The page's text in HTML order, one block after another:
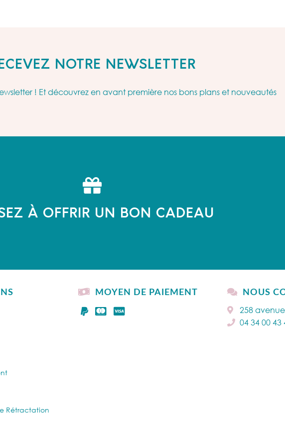
NOTRE NEWSLETTER
! Et découvrez en avant première nos bons plans et nouveautés
À OFFRIR UN BON CADEAU
Rétractation
MOYEN DE PAIEMENT NOUS
258
04 34 00 43